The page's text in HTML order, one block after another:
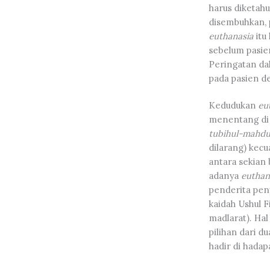
harus
euthanasiaitu
sebelum
Peringatan
pada pasien
Kedudukan
menentang
tubihul-
dilarang)
antara sekian
adanya e
penderita
kaidah Ushul
madlarat).
pilihan dari
hadir di